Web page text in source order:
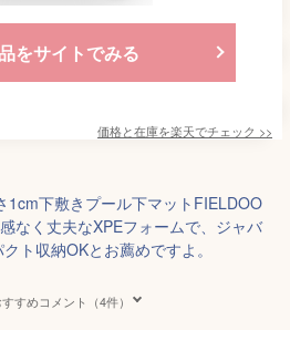
をサイトでみる
価格と在庫を楽天でチェック >>
1cm下敷きプール下マットFIELDOO
なく丈夫なXPEフォームで、ジャバ
ト収納OKとお薦めですよ。
すめコメント（4件）